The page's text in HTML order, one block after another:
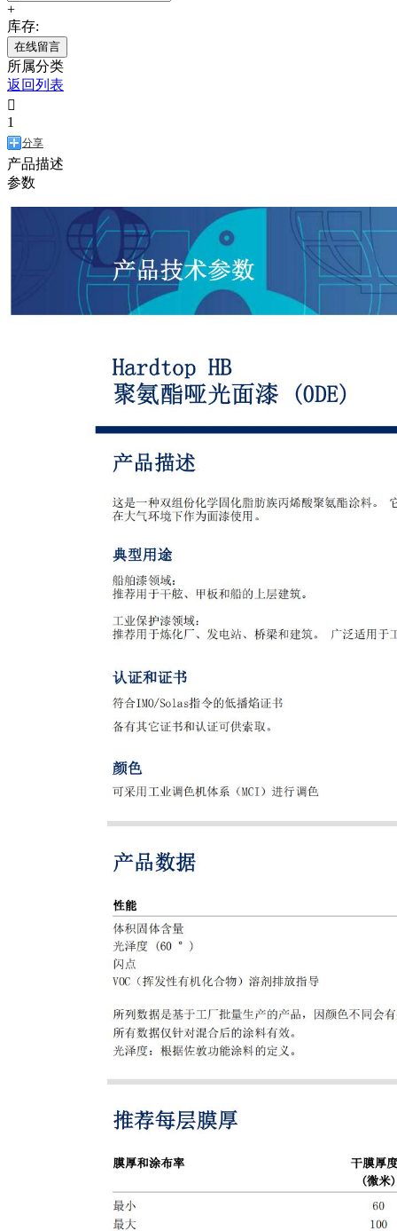
+
库存:
在线留言
所属分类
返回列表

1
分享
产品描述
参数